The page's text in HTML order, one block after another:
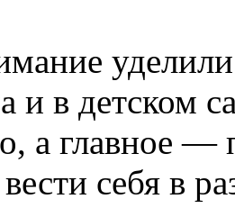
и в детском
а главное —
себя в